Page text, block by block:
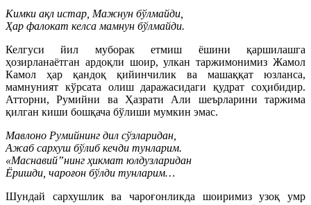
Кимки ақл истар, Мажнун бўлмайди,
Ҳар фалокат келса мамнун бўлмайди.
Келгуси йил муборак етмиш ёшини қаршилашга
ҳозирланаётган ардоқли шоир, улкан таржимонимиз Жамол
Камол ҳар қандоқ қийинчилик ва машаққат юзланса,
мамнуният кўрсата олиш даражасидаги қудрат соҳибидир.
Атторни, Румийни ва Ҳазрати Али шеърларини таржима
қилган киши бошқача бўлиши мумкин эмас.
Мавлоно Румийнинг дил сўзларидан,
Ажаб сархуш бўлиб кечди тунларим.
«Маснавий”нинг ҳикмат юлдузларидан
Ёришди, чароғон бўлди тунларим…
Шундай сархушлик ва чароғонликда шоиримиз узоқ умр